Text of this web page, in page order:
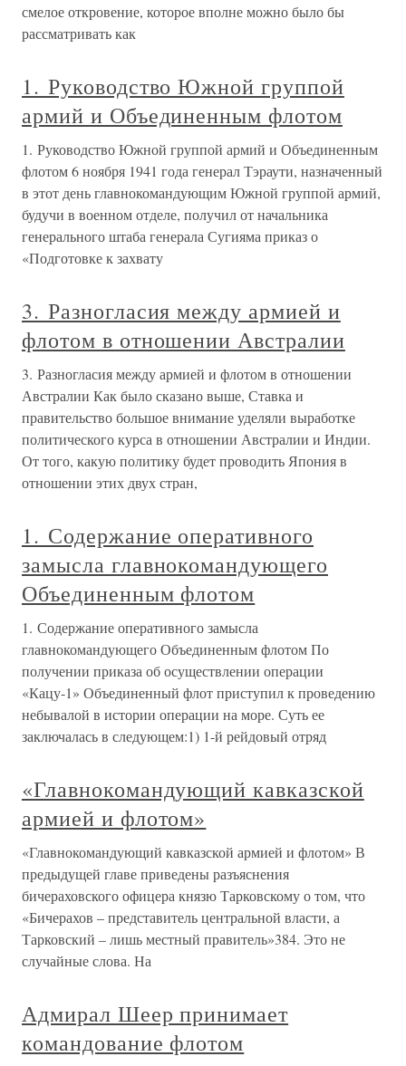
смелое откровение, которое вполне можно было бы
рассматривать как
1. Руководство Южной группой
армий и Объединенным флотом
1. Руководство Южной группой армий и Объединенным
флотом 6 ноября 1941 года генерал Тэраути, назначенный
в этот день главнокомандующим Южной группой армий,
будучи в военном отделе, получил от начальника
генерального штаба генерала Сугияма приказ о
«Подготовке к захвату
3. Разногласия между армией и
флотом в отношении Австралии
3. Разногласия между армией и флотом в отношении
Австралии Как было сказано выше, Ставка и
правительство большое внимание уделяли выработке
политического курса в отношении Австралии и Индии.
От того, какую политику будет проводить Япония в
отношении этих двух стран,
1. Содержание оперативного
замысла главнокомандующего
Объединенным флотом
1. Содержание оперативного замысла
главнокомандующего Объединенным флотом По
получении приказа об осуществлении операции
«Кацу-1» Объединенный флот приступил к проведению
небывалой в истории операции на море. Суть ее
заключалась в следующем:1) 1-й рейдовый отряд
«Главнокомандующий кавказской
армией и флотом»
«Главнокомандующий кавказской армией и флотом» В
предыдущей главе приведены разъяснения
бичераховского офицера князю Тарковскому о том, что
«Бичерахов – представитель центральной власти, а
Тарковский – лишь местный правитель»384. Это не
случайные слова. На
Адмирал Шеер принимает
командование флотом